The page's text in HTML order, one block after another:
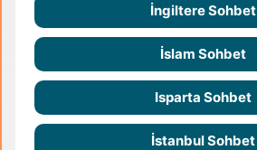
İngiltere Sohbet
İslam Sohbet
Isparta Sohbet
İstanbul Sohbet